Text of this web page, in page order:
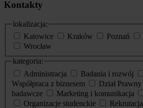
Kontakty
lokalizacja:
Katowice
Kraków Poznań
Wrocław
kategoria:
Administracja
Badania i rozwój
Współpraca z biznesem
Dział Prawny
badawcze
Marketing i komunikacja
Organizacje studenckie
Rekrutacja